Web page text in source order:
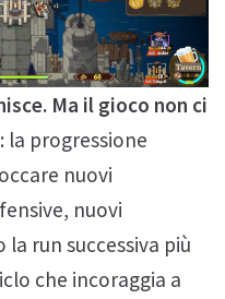
Ma il gioco non ci
: la progressione
nuovi
nuovi
run successiva più
che incoraggia a